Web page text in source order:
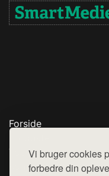
Vi bruger cookies
forbedre din
Forside
Top Rabatter
Kontakt